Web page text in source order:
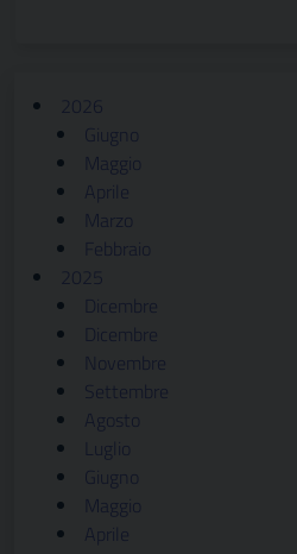
2026
Giugno
Maggio
Aprile
Marzo
Febbraio
2025
Dicembre
Dicembre
Novembre
Settembre
Agosto
Luglio
Giugno
Maggio
Aprile